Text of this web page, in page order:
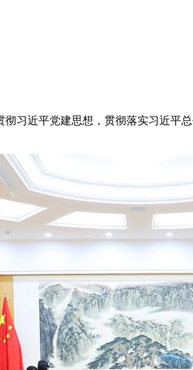
近平党建思想，贯彻落实习近平